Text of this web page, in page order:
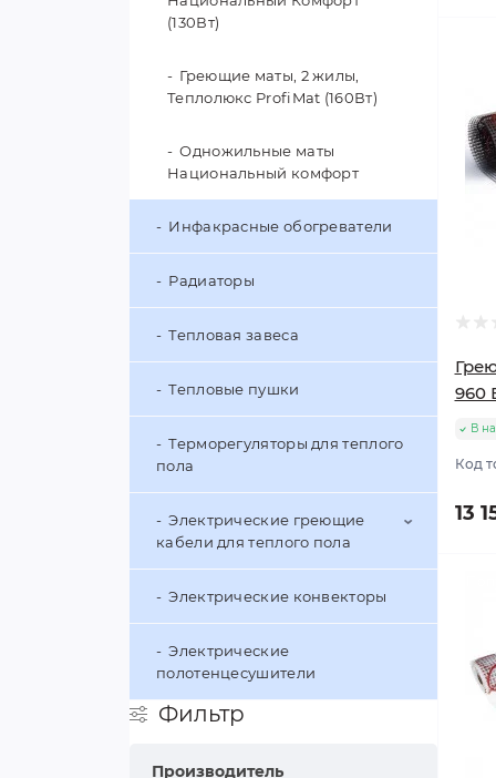
Мини-канал METRA 40x16
Мини-канал METRA 40x40
G9
GX53
GX70
Разветвители
(130Вт)
Греющие маты, 2 жилы,
Теплолюкс ProfiMat (160Вт)
Одножильные маты
Национальный комфорт
Инфакрасные обогреватели
Радиаторы
Тепловая завеса
Тепловые пушки
Терморегуляторы для теплого
пола
Электрические греющие
кабели для теплого пола
Электрический греющий
Электрический греющий
Электрические конвекторы
Электрические
полотенцесушители
Фильтр
Производитель
960
В
Код
13